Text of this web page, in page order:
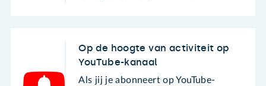
Op de hoogte van activiteit op
YouTube-kanaal
Als jij je abonneert op YouTube-